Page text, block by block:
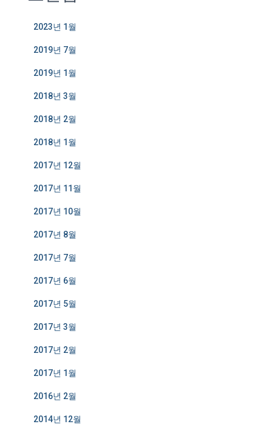
2023년 1월
2019년 7월
2019년 1월
2018년 3월
2018년 2월
2018년 1월
2017년 12월
2017년 11월
2017년 10월
2017년 8월
2017년 7월
2017년 6월
2017년 5월
2017년 3월
2017년 2월
2017년 1월
2016년 2월
2014년 12월